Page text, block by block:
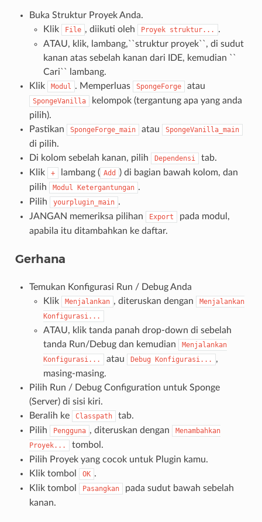
Buka Struktur Proyek Anda.
Klik
File , diikuti oleh Proyek struktur...
.
ATAU, klik, lambang,``struktur proyek``, di sudut
kanan atas sebelah kanan dari IDE, kemudian ``
Cari`` lambang.
Klik
Modul . Memperluas SpongeForge atau
SpongeVanilla
kelompok (tergantung apa yang anda
pilih).
Pastikan
SpongeForge_main atau SpongeVanilla_main
di pilih.
Di kolom sebelah kanan, pilih
Dependensi
tab.
Klik
+ lambang ( Add
) di bagian bawah kolom, dan
pilih
Modul Ketergantungan .
Pilih
yourplugin_main .
JANGAN memeriksa pilihan
Export
pada modul,
apabila itu ditambahkan ke daftar.
Gerhana
Temukan Konfigurasi Run / Debug Anda
Klik
Menjalankan , diteruskan dengan
Menjalankan
Konfigurasi...
ATAU, klik tanda panah drop-down di sebelah
tanda Run/Debug dan kemudian
Menjalankan
Konfigurasi...
atau Debug Konfigurasi...
,
masing-masing.
Pilih Run / Debug Configuration untuk Sponge
(Server) di sisi kiri.
Beralih ke
Classpath
tab.
Pilih
Pengguna , diteruskan dengan
Menambahkan
Proyek...
tombol.
Pilih Proyek yang cocok untuk Plugin kamu.
Klik tombol
OK .
Klik tombol
Pasangkan
pada sudut bawah sebelah
kanan.